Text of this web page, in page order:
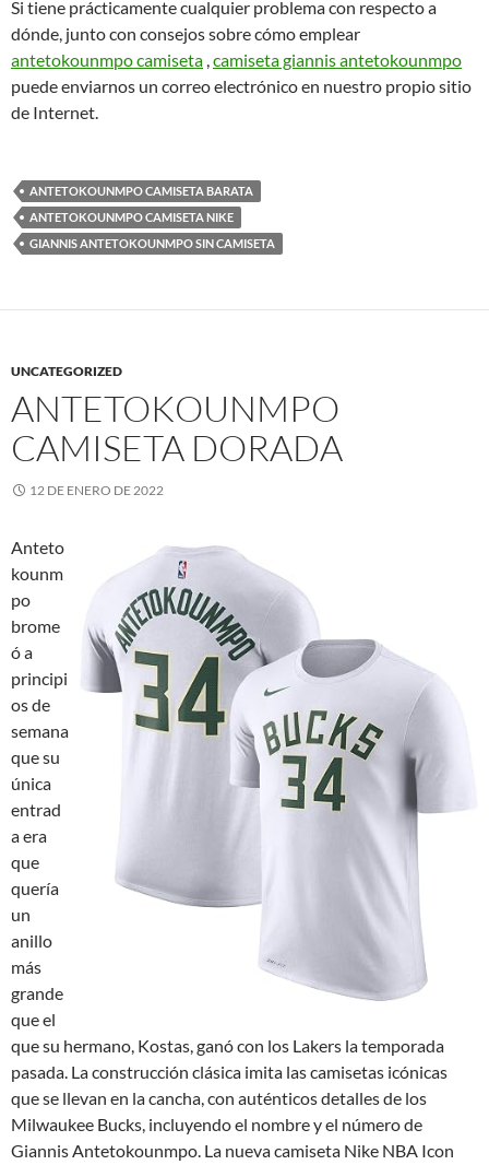
Si tiene prácticamente cualquier problema con respecto a
dónde, junto con consejos sobre cómo emplear
antetokounmpo camiseta ,camiseta giannis antetokounmpo
puede enviarnos un correo electrónico en nuestro propio sitio
de Internet.
ANTETOKOUNMPO CAMISETA BARATA
ANTETOKOUNMPO CAMISETA NIKE
GIANNIS ANTETOKOUNMPO SIN CAMISETA
UNCATEGORIZED
ANTETOKOUNMPO
CAMISETA DORADA
12 DE ENERO DE 2022
Anteto
kounm
po
brome
ó a
principi
os de
semana
que su
única
entrad
a era
que
quería
un
anillo
más
grande
que el
que su hermano, Kostas, ganó con los Lakers la temporada
pasada. La construcción clásica imita las camisetas icónicas
que se llevan en la cancha, con auténticos detalles de los
Milwaukee Bucks, incluyendo el nombre y el número de
Giannis Antetokounmpo. La nueva camiseta Nike NBA Icon